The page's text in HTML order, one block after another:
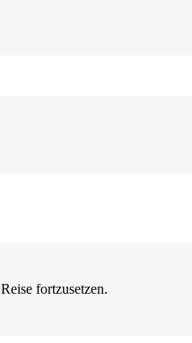
fortzusetzen.